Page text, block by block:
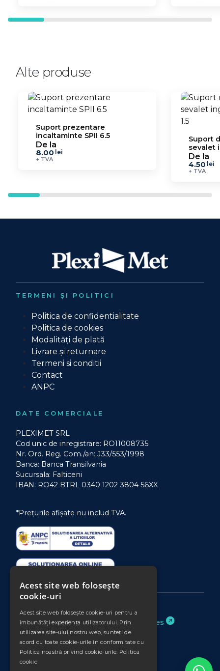
Alte produse
Suport prezentare
incaltaminte SPII 6.5
De la
8.00 lei
+ TVA
Suport
sevalet
SPU 1.5
De la
4.50 lei
+ TVA
TERMENI ȘI POLITICI
Politica de confidentialitate
Politica de cookies
Modalități de plată
Livrare și returnare
Termeni si conditii
Contact
ANPC
DATE COMERCIALE
PLEXIMET SRL
Cod unic de inregistrare: RO11008735
Nr. Ord. Reg. Com./an: J33/553/1998
Banca: Banca Transilvania
Sucursala: Falticeni
IBAN: RO42 BTRL 0340 1202 3804 56XX
*Prețurile afișate nu includ TVA.
Website realizat deBinary Services
Acest site web folosește
cookie-uri
Acest site web folosește cookie-uri pentru a
îmbunătăți experiența utilizatorului. Prin
utilizarea site-ului nostru web, sunteți de
acord cu toate cookie-urile în conformitate cu
Politica noastră privind cookie-urile. Politica
cookie